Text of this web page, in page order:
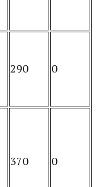
290 0
370 0